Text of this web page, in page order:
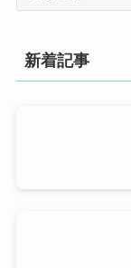
イ
ブ
新着記事